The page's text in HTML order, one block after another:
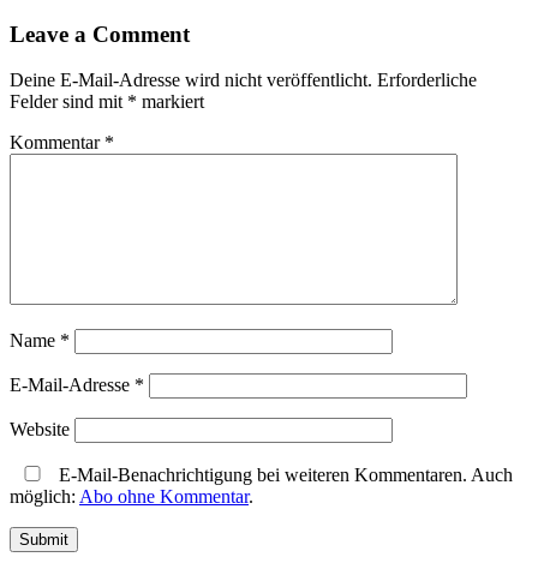
Leave a Comment
Deine E-Mail-Adresse wird nicht veröffentlicht. Erforderliche
Felder sind mit * markiert
Kommentar *
Name *
E-Mail-Adresse *
Website
E-Mail-Benachrichtigung bei weiteren Kommentaren. Auch
möglich: Abo ohne Kommentar.